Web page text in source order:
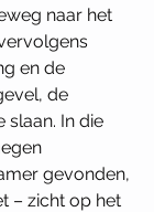
naar het
en de
de
slaan. In die
gevonden,
– zicht op het